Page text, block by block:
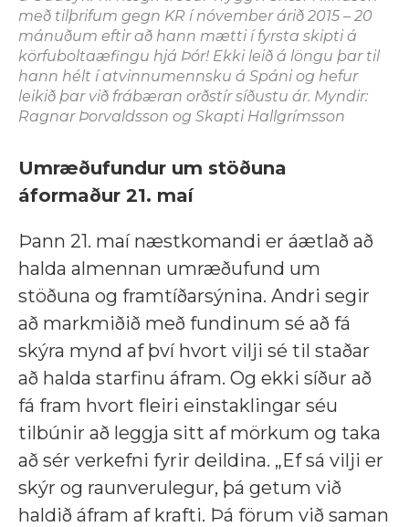
með tilþrifum gegn KR í nóvember árið 2015 – 20
mánuðum eftir að hann mætti í fyrsta skipti á
körfuboltaæfingu hjá Þór! Ekki leið á löngu þar til
hann hélt í atvinnumennsku á Spáni og hefur
leikið þar við frábæran orðstír síðustu ár. Myndir:
Ragnar Þorvaldsson og Skapti Hallgrímsson
Umræðufundur um stöðuna
áformaður 21. maí
Þann 21. maí næstkomandi er áætlað að
halda almennan umræðufund um
stöðuna og framtíðarsýnina. Andri segir
að markmiðið með fundinum sé að fá
skýra mynd af því hvort vilji sé til staðar
að halda starfinu áfram. Og ekki síður að
fá fram hvort fleiri einstaklingar séu
tilbúnir að leggja sitt af mörkum og taka
að sér verkefni fyrir deildina. „Ef sá vilji er
skýr og raunverulegur, þá getum við
haldið áfram af krafti. Þá förum við saman